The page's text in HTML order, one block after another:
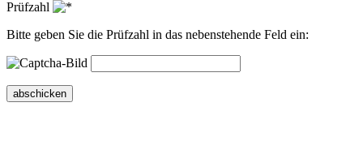
Prüfzahl
Bitte geben Sie die Prüfzahl in das nebenstehende Feld ein:
abschicken